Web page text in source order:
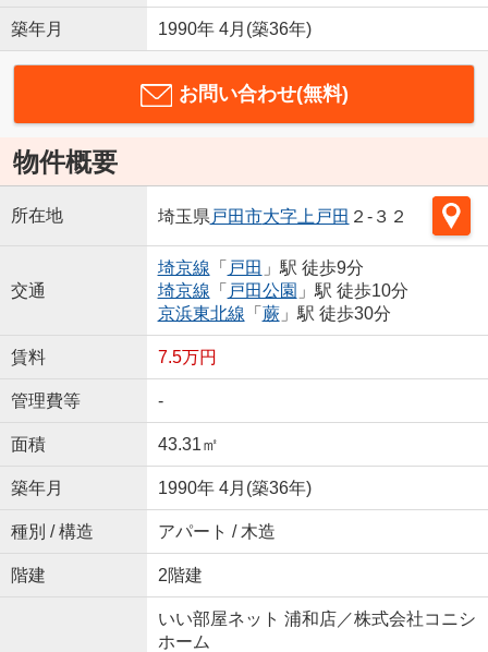
築年月 1990年 4月(築36年)
お問い合わせ(無料)
物件概要
所在地 埼玉県 戸田市大字上戸田 ２-３２
交通
埼京線 「 戸田 」駅 徒歩9分
埼京線 「 戸田公園 」駅 徒歩10分
京浜東北線 「 蕨 」駅 徒歩30分
賃料 7.5万円
管理費等 -
面積 43.31㎡
築年月 1990年 4月(築36年)
種別 / 構造 アパート / 木造
階建 2階建
いい部屋ネット 浦和店／株式会社コニシ
ホーム